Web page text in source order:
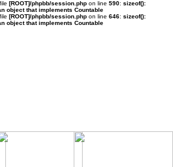
[ROOT]/phpbb/session.php on line 590: sizeof():
object that implements Countable
[ROOT]/phpbb/session.php on line 646: sizeof():
object that implements Countable